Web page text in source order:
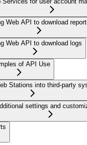
Web API to download
Web API to download logs
of API Use
Stations into third-party
settings and